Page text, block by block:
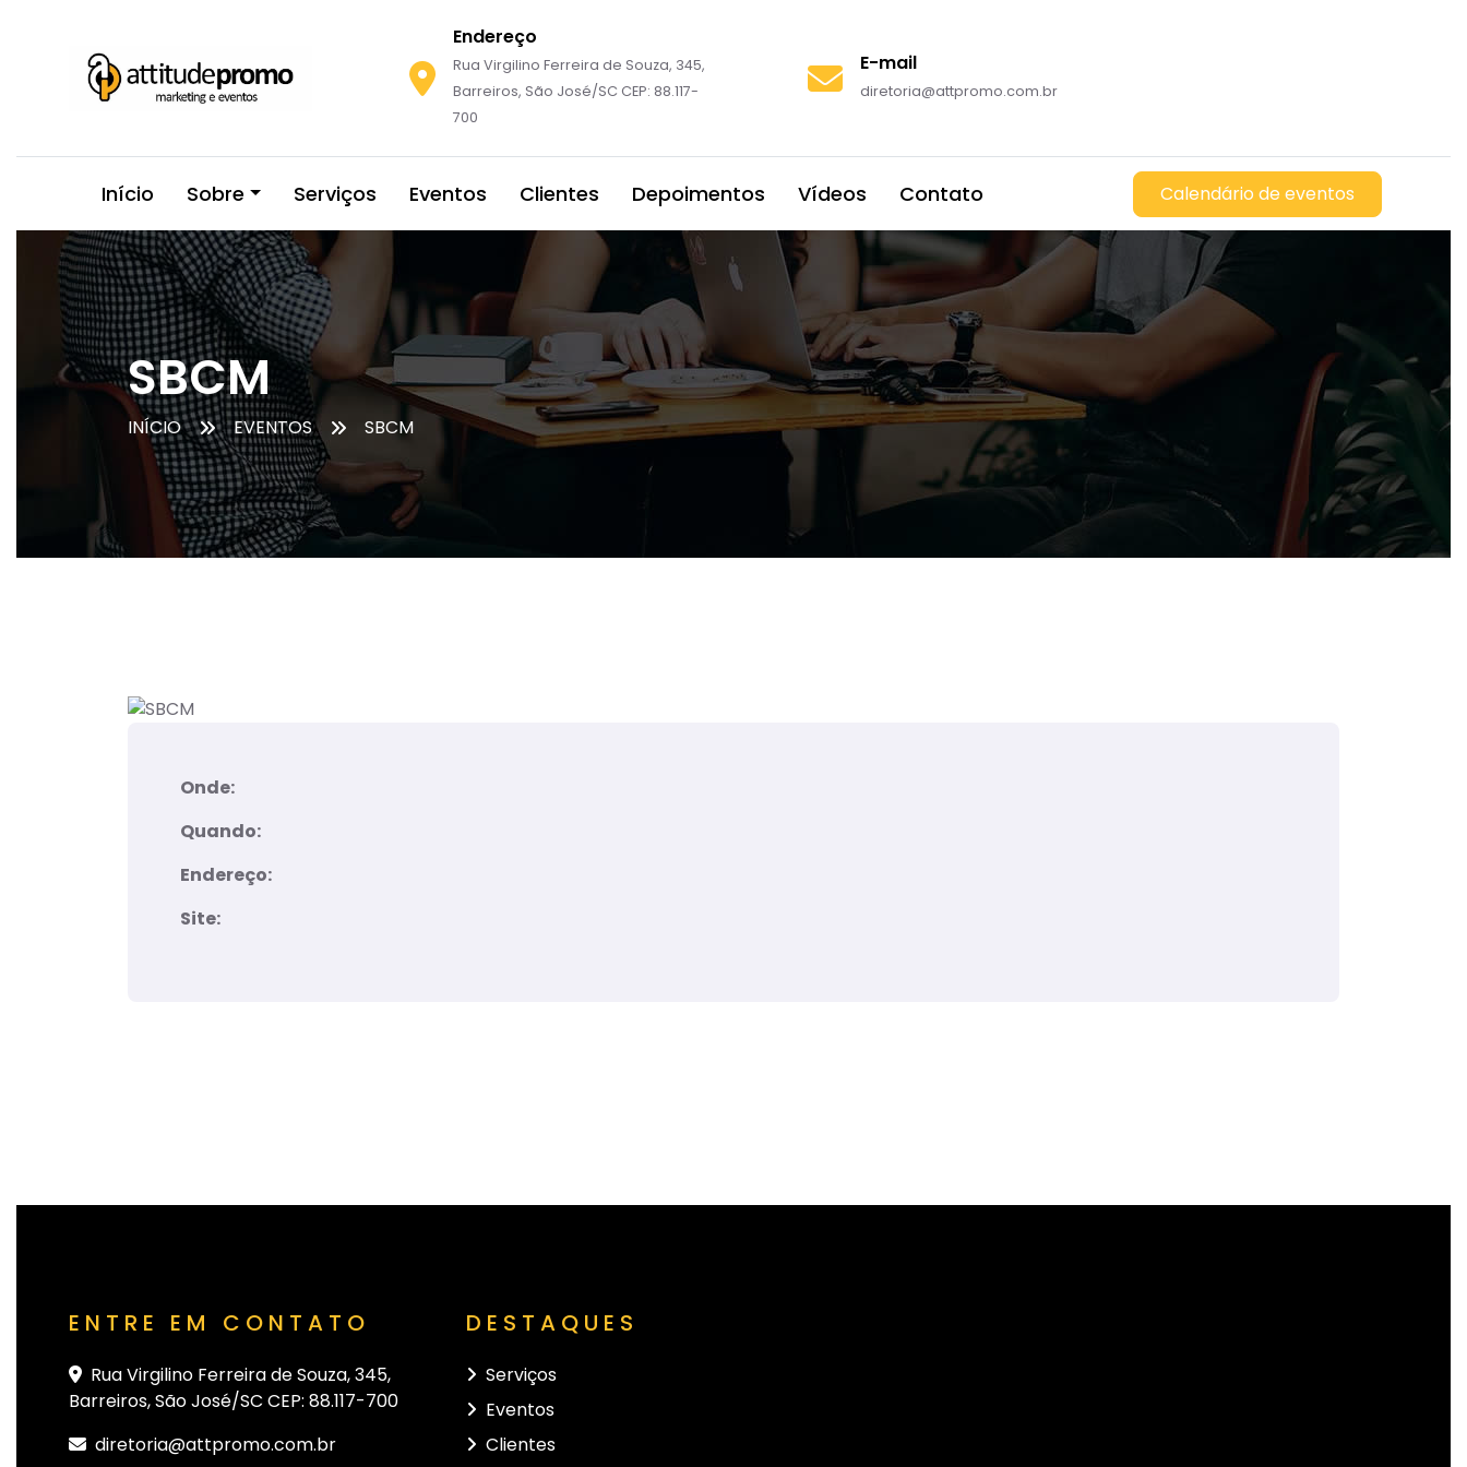
Endereço
Rua Virgilino Ferreira de Souza, 345,
Barreiros, São José/SC CEP: 88.117-
700
E-mail
diretoria@attpromo.com.br
Início Sobre Serviços Eventos Clientes Depoimentos Vídeos Contato Calendário de eventos
SBCM
INÍCIO EVENTOS SBCM
Onde:
Quando:
Endereço:
Site:
ENTRE EM CONTATO
Rua Virgilino Ferreira de Souza, 345,
Barreiros, São José/SC CEP: 88.117-700
diretoria@attpromo.com.br
DESTAQUES
Serviços
Eventos
Clientes